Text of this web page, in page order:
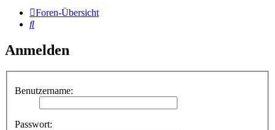
Foren-Übersicht
Suche
Anmelden
Benutzername:
Passwort: